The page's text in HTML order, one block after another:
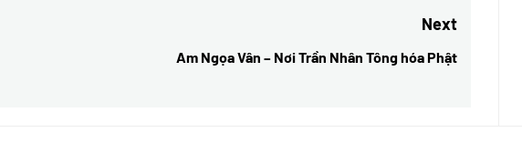
Next
Next
Am Ngọa Vân – Nơi Trần Nhân Tông hóa Phật